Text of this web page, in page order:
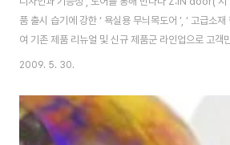
품 출시 습기에 강한 ‘ 욕실용 무늬목도어 ’, ‘ 고급소
여 기존 제품 리뉴얼 및 신규 제품군 라인업으로 고객
미엄 인테리어 자재 Z:IN door( 지 : 인 도어 )(
인과 기능성이 결합된 제품의 라인업 구축을 통해 고
정이다 . 새롭게 출시되는 ‘ 욕실용 무늬목도어 ’ 는 특
했다 . 무늬목과 플라스틱 소재의 복합으로 습기에 의
2009. 5. 30.